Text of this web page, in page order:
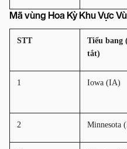
Mã vùng Hoa Kỳ Khu Vực
STT
Tiểu bang
tắt)
1 Iowa (IA)
2 Minnesota